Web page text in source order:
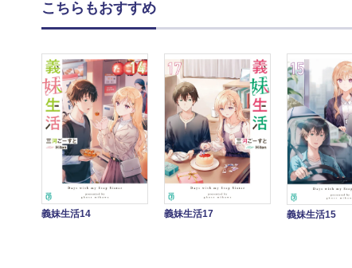
こちらもおすすめ
義妹生活14 義妹生活17 義妹生活15